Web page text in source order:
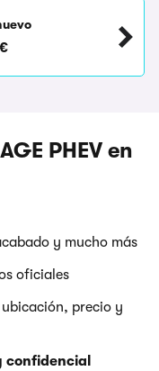
PHEV en
y mucho más
oficiales
precio y
confidencial